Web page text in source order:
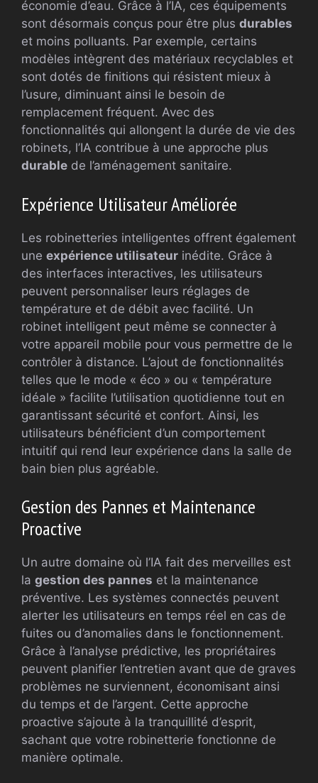
économie d’eau. Grâce à l’IA, ces équipements
sont désormais conçus pour être plus durables
et moins polluants. Par exemple, certains
modèles intègrent des matériaux recyclables et
sont dotés de finitions qui résistent mieux à
l’usure, diminuant ainsi le besoin de
remplacement fréquent. Avec des
fonctionnalités qui allongent la durée de vie des
robinets, l’IA contribue à une approche plus
durable de l’aménagement sanitaire.
Expérience Utilisateur Améliorée
Les robinetteries intelligentes offrent également
une expérience utilisateur inédite. Grâce à
des interfaces interactives, les utilisateurs
peuvent personnaliser leurs réglages de
température et de débit avec facilité. Un
robinet intelligent peut même se connecter à
votre appareil mobile pour vous permettre de le
contrôler à distance. L’ajout de fonctionnalités
telles que le mode « éco » ou « température
idéale » facilite l’utilisation quotidienne tout en
garantissant sécurité et confort. Ainsi, les
utilisateurs bénéficient d’un comportement
intuitif qui rend leur expérience dans la salle de
bain bien plus agréable.
Gestion des Pannes et Maintenance
Proactive
Un autre domaine où l’IA fait des merveilles est
la gestion des pannes et la maintenance
préventive. Les systèmes connectés peuvent
alerter les utilisateurs en temps réel en cas de
fuites ou d’anomalies dans le fonctionnement.
Grâce à l’analyse prédictive, les propriétaires
peuvent planifier l’entretien avant que de graves
problèmes ne surviennent, économisant ainsi
du temps et de l’argent. Cette approche
proactive s’ajoute à la tranquillité d’esprit,
sachant que votre robinetterie fonctionne de
manière optimale.